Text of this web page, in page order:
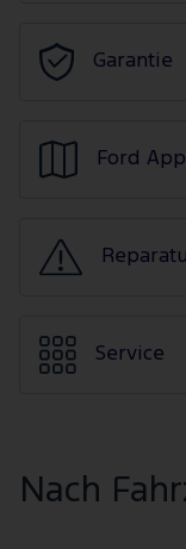
Garantie
Ford App
Service
Nach